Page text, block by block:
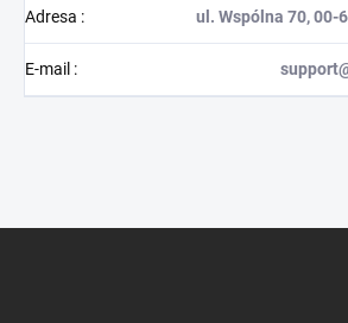
Adresa : ul. Wspólna 70, 00-
E-mail :